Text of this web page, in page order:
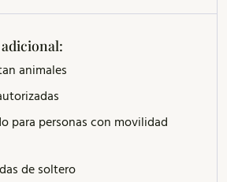
animales
para personas con movilidad
de soltero